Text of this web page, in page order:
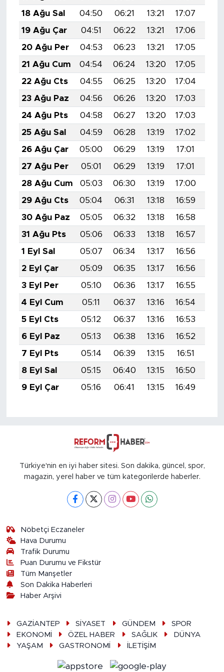
18 Ağu Sal
04:50 06:21 13:21 17:07
19 Ağu Çar
04:51 06:22 13:21 17:06
20 Ağu Per
04:53 06:23 13:21 17:05
21 Ağu Cum
04:54 06:24 13:20 17:05
22 Ağu Cts
04:55 06:25 13:20 17:04
23 Ağu Paz
04:56 06:26 13:20 17:03
24 Ağu Pts
04:58 06:27 13:20 17:03
25 Ağu Sal
04:59 06:28 13:19 17:02
26 Ağu Çar
05:00 06:29 13:19 17:01
27 Ağu Per
05:01 06:29 13:19 17:01
28 Ağu Cum
05:03 06:30 13:19 17:00
29 Ağu Cts
05:04 06:31 13:18 16:59
30 Ağu Paz
05:05 06:32 13:18 16:58
31 Ağu Pts
05:06 06:33 13:18 16:57
1 Eyl Sal
05:07 06:34 13:17 16:56
2 Eyl Çar
05:09 06:35 13:17 16:56
3 Eyl Per
05:10 06:36 13:17 16:55
4 Eyl Cum
05:11 06:37 13:16 16:54
5 Eyl Cts
05:12 06:37 13:16 16:53
6 Eyl Paz
05:13 06:38 13:16 16:52
7 Eyl Pts
05:14 06:39 13:15 16:51
8 Eyl Sal
05:15 06:40 13:15 16:50
9 Eyl Çar
05:16 06:41 13:15 16:49
Türkiye'nin en iyi haber sitesi. Son dakika, güncel, spor,
magazin, yerel haber ve tüm kategorilerde haberler.
Nöbetçi Eczaneler
Hava Durumu
Trafik Durumu
Puan Durumu ve Fikstür
Tüm Manşetler
Son Dakika Haberleri
Haber Arşivi
GAZİANTEP SİYASET GÜNDEM
SPOR
EKONOMİ
ÖZEL HABER SAĞLIK
DÜNYA
YAŞAM
GASTRONOMİ İLETİŞİM